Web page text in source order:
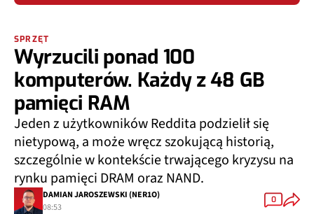
SPRZĘT
Wyrzucili ponad 100
komputerów. Każdy z 48 GB
pamięci RAM
Jeden z użytkowników Reddita podzielił się
nietypową, a może wręcz szokującą historią,
szczególnie w kontekście trwającego kryzysu na
rynku pamięci DRAM oraz NAND.
DAMIAN JAROSZEWSKI (NER1O)
08:53
0